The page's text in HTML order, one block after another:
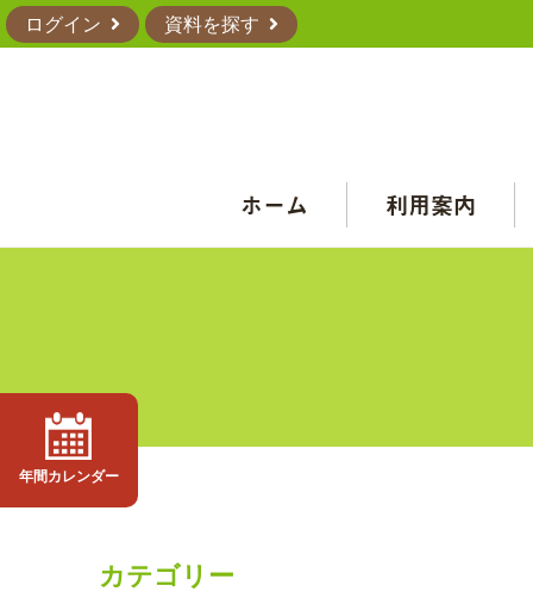
ログイン 資料を探す
ホーム 利用案内
年間カレンダー
カテゴリー